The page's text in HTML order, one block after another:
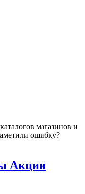
магазинов и
ошибку?
Акции